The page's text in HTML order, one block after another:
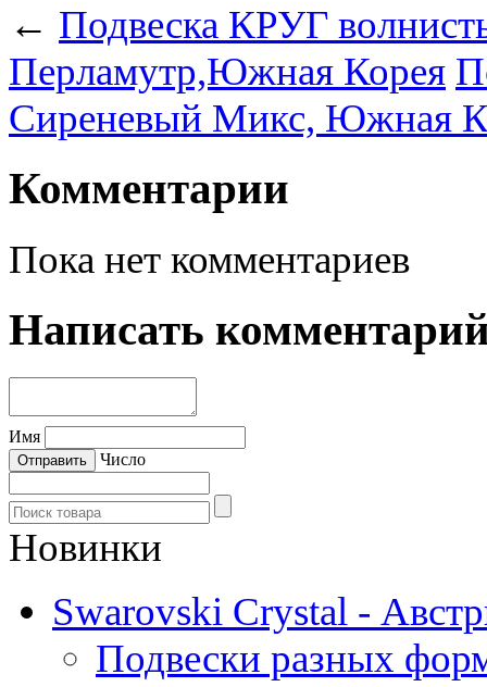
← Подвеска КРУГ
Перламутр,Южная Корея
Сиреневый Микс, Южная
Комментарии
Пока нет комментариев
Написать
Имя
Число
Новинки
Swarovski Crystal -
Подвески разных